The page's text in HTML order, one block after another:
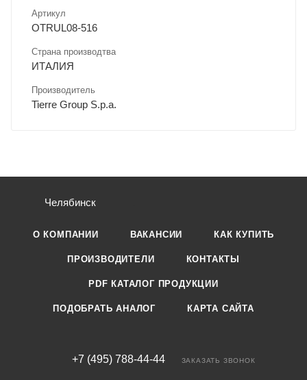
Артикул
OTRUL08-516
Страна производтва
ИТАЛИЯ
Производитель
Tierre Group S.p.a.
Челябинск
О КОМПАНИИ ВАКАНСИИ КАК КУПИТЬ
ПРОИЗВОДИТЕЛИ КОНТАКТЫ
PDF КАТАЛОГ ПРОДУКЦИИ
ПОДОБРАТЬ АНАЛОГ КАРТА САЙТА
+7 (495) 788-44-44 ЗАКАЗАТЬ ЗВОНОК